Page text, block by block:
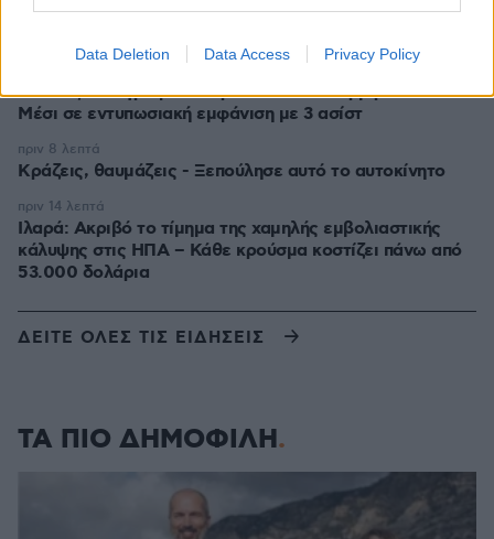
Data Deletion Data Access Privacy Policy
Το μυστήριο με το «rainbow baby» λύθηκε μετά από 65
Συνεχίζει να γράφει ιστορία ο Άλεν: «Σέρβιρε» τον
Μέσι σε εντυπωσιακή εμφάνιση με 3 ασίστ
Κράζεις, θαυμάζεις - Ξεπούλησε αυτό το αυτοκίνητο
πριν 8 λεπτά
Ιλαρά: Ακριβό το τίμημα της χαμηλής εμβολιαστικής
κάλυψης στις ΗΠΑ – Κάθε κρούσμα κοστίζει πάνω από
53.000 δολάρια
πριν 14 λεπτά
ΔΕΙΤΕ ΟΛΕΣ ΤΙΣ ΕΙΔΗΣΕΙΣ
ΤΑ ΠΙΟ ΔΗΜΟΦΙΛΗ